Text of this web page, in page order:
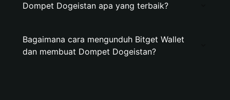
Dompet Dogeistan apa yang terbaik?
Bagaimana cara mengunduh Bitget Wallet
dan membuat Dompet Dogeistan?